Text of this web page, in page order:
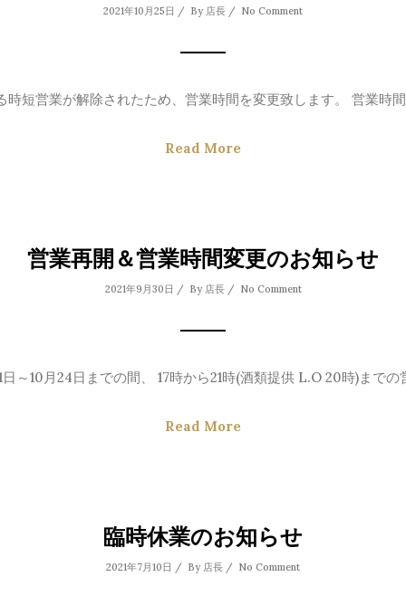
2021年10月25日 / By 店長 / No Comment
時短営業が解除されたため、営業時間を変更致します。 営業
Read More
営業再開＆営業時間変更のお知らせ
2021年9月30日 / By 店長/ No Comment
日～10月24日までの間、 17時から21時(酒類提供 L.O 20時)まで
Read More
臨時休業のお知らせ
2021年7月10日 / By 店長 / No Comment